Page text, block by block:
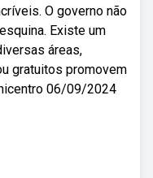
O governo não
Existe um
áreas,
gratuitos promovem
06/09/2024